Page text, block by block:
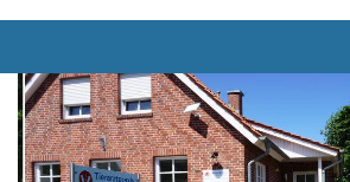
Über uns
Kleintierpraxis